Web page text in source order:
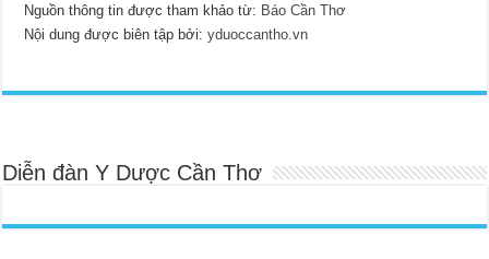
Nguồn thông tin được tham khảo từ: Báo Cần Thơ
Nội dung được biên tập bởi:yduoccantho.vn
Diễn đàn Y Dược Cần Thơ